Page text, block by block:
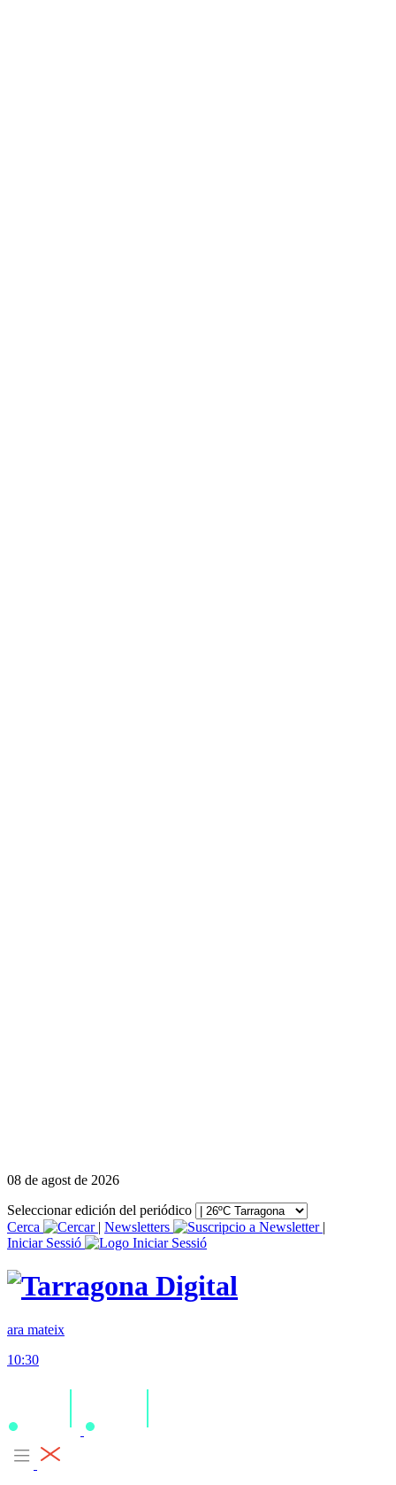
08 de agost de 2026
Seleccionar edición del periódico
Cerca
| Newsletters
|
Iniciar Sessió
ara mateix
10:30